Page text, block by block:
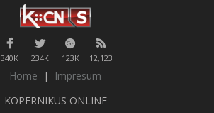
340K 234K 123K 12,123
Home |
Impresum
KOPERNIKUS ONLINE